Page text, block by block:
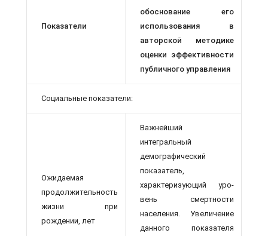
Показатели
обоснование его
использования в
авторской мето­дике
оценки эффективности
публичного управления
Социальные показатели:
Ожидаемая
продолжительность
жизни при
рождении, лет
Важнейший
интегральный
демографический
показатель,
характеризующий уро­
вень смертности
населения. Увеличение
данного показателя